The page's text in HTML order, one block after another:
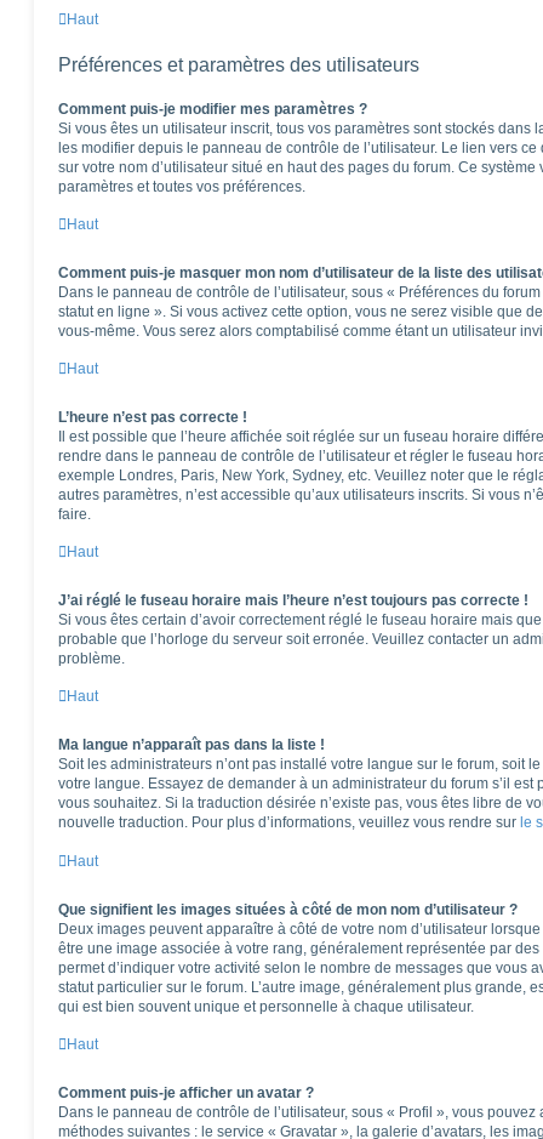
Haut
Préférences et paramètres des utilisateurs
Comment puis-je modifier mes paramètres ?
Si vous êtes un utilisateur inscrit, tous vos paramètres sont stockés dans
les modifier depuis le panneau de contrôle de l’utilisateur. Le lien vers
sur votre nom d’utilisateur situé en haut des pages du forum. Ce
paramètres et toutes vos préférences.
Haut
Comment puis-je masquer mon nom d’utilisateur de la liste des
Dans le panneau de contrôle de l’utilisateur, sous « Préférences du
statut en ligne ». Si vous activez cette option, vous ne serez visible que
vous-même. Vous serez alors comptabilisé comme étant un utilisateur
Haut
L’heure n’est pas correcte !
Il est possible que l’heure affichée soit réglée sur un fuseau horaire
rendre dans le panneau de contrôle de l’utilisateur et régler le fuseau
exemple Londres, Paris, New York, Sydney, etc. Veuillez noter que le
autres paramètres, n’est accessible qu’aux utilisateurs inscrits. Si vous
faire.
Haut
J’ai réglé le fuseau horaire mais l’heure n’est toujours pas correcte !
Si vous êtes certain d’avoir correctement réglé le fuseau horaire mais
probable que l’horloge du serveur soit erronée. Veuillez contacter un
problème.
Haut
Ma langue n’apparaît pas dans la liste !
Soit les administrateurs n’ont pas installé votre langue sur le forum, soit
votre langue. Essayez de demander à un administrateur du forum s’il
vous souhaitez. Si la traduction désirée n’existe pas, vous êtes libre de
nouvelle traduction. Pour plus d’informations, veuillez vous rendre sur le
Haut
Que signifient les images situées à côté de mon nom d’utilisateur ?
Deux images peuvent apparaître à côté de votre nom d’utilisateur
être une image associée à votre rang, généralement représentée par
permet d’indiquer votre activité selon le nombre de messages que vous
statut particulier sur le forum. L’autre image, généralement plus grande,
qui est bien souvent unique et personnelle à chaque utilisateur.
Haut
Comment puis-je afficher un avatar ?
Dans le panneau de contrôle de l’utilisateur, sous « Profil », vous
méthodes suivantes : le service « Gravatar », la galerie d’avatars, les